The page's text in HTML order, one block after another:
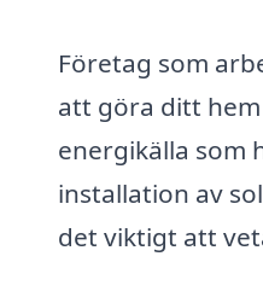
Företag som
att göra ditt
energikälla som
installation av
det viktigt att